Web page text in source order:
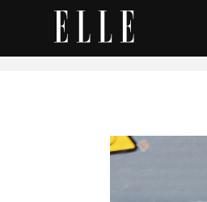
retorno como Carrie Bradshaw